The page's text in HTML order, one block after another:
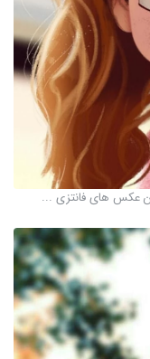
عکس های فانتزی ...